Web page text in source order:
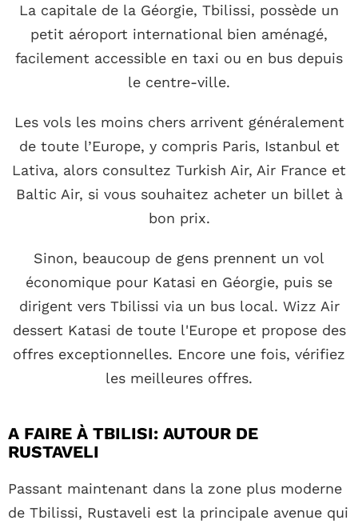
La capitale de la Géorgie, Tbilissi, possède un
petit aéroport international bien aménagé,
facilement accessible en taxi ou en bus depuis
le centre-ville.
Les vols les moins chers arrivent généralement
de toute l’Europe, y compris Paris, Istanbul et
Lativa, alors consultez Turkish Air, Air France et
Baltic Air, si vous souhaitez acheter un billet à
bon prix.
Sinon, beaucoup de gens prennent un vol
économique pour Katasi en Géorgie, puis se
dirigent vers Tbilissi via un bus local. Wizz Air
dessert Katasi de toute l'Europe et propose des
offres exceptionnelles. Encore une fois, vérifiez
les meilleures offres.
A FAIRE À TBILISI: AUTOUR DE
RUSTAVELI
Passant maintenant dans la zone plus moderne
de Tbilissi, Rustaveli est la principale avenue qui